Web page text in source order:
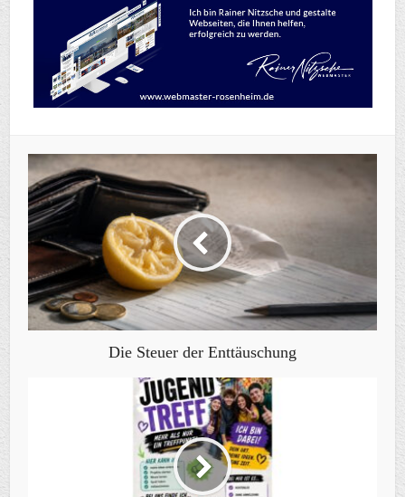
Die Steuer der Enttäuschung